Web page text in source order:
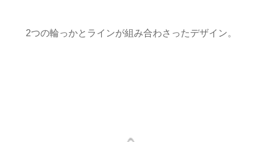
2つの輪っかとラインが組み合わさったデザイン。